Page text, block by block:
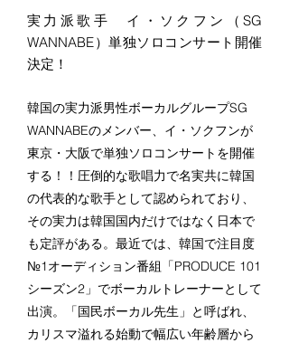
実力派歌手 イ・ソクフン（SG
WANNABE）単独ソロコンサート開催
決定！
韓国の実力派男性ボーカルグループSG
WANNABEのメンバー、イ・ソクフンが
東京・大阪で単独ソロコンサートを開催
する！！圧倒的な歌唱力で名実共に韓国
の代表的な歌手として認められており、
その実力は韓国国内だけではなく日本で
も定評がある。最近では、韓国で注目度
№1オーディション番組「PRODUCE 101
シーズン2」でボーカルトレーナーとして
出演。「国民ボーカル先生」と呼ばれ、
カリスマ溢れる始動で幅広い年齢層から